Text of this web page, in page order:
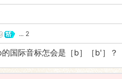
... 2
国际音标怎会是［b］［b'］？